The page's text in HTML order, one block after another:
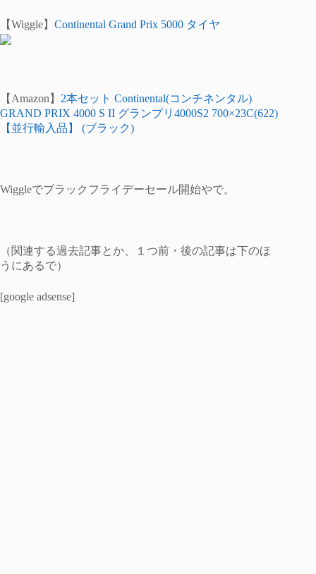
【Wiggle】 Continental Grand Prix 5000 タイヤ
【Amazon】 2本セット Continental(コンチネンタル)
GRAND PRIX 4000 S II グランプリ4000S2 700×23C(622)
【並行輸入品】 (ブラック)
Wiggleでブラックフライデーセール開始やで。
（関連する過去記事とか、１つ前・後の記事は下のほ
うにあるで）
[google adsense]